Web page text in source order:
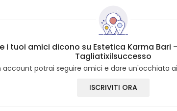
i tuoi amici dicono su Estetica Karma Bari
Tagliatixilsuccesso
account potrai seguire amici e dare un'occhiata
ISCRIVITI ORA